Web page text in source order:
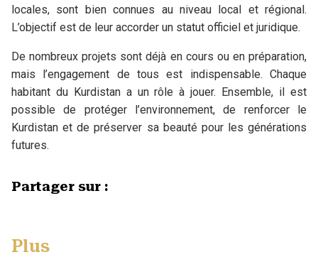
locales, sont bien connues au niveau local et régional.
L’objectif est de leur accorder un statut officiel et juridique.
De nombreux projets sont déjà en cours ou en préparation,
mais l’engagement de tous est indispensable. Chaque
habitant du Kurdistan a un rôle à jouer. Ensemble, il est
possible de protéger l’environnement, de renforcer le
Kurdistan et de préserver sa beauté pour les générations
futures.
Partager sur :
Plus